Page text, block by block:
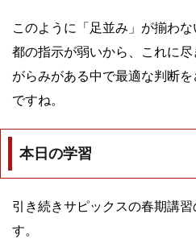
このように「足並み」が揃わ
都の指示が弱いから、これに
がらみがある中で最適な判断を
ですね。
本日の学習
引き続きサピックスの春期講習
す。